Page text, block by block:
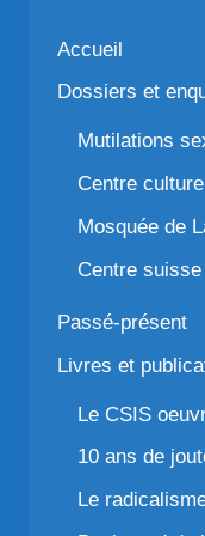
Accueil
Dossiers et
Mutilations
Centre
Mosquée de
Centre
Passé-présent
Livres et
Le CSIS
10 ans de
Le